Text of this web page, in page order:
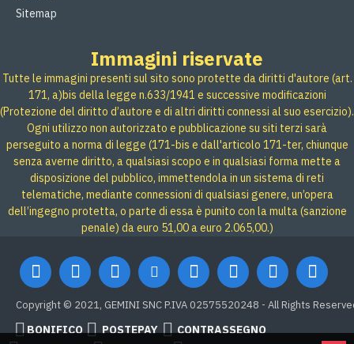
Sitemap
Immagini riservate
Tutte le immagini presenti sul sito sono protette da diritti d'autore (art.
171, a)bis della legge n.633/1941 e successive modificazioni
(Protezione del diritto d’autore e di altri diritti connessi al suo esercizio).
Ogni utilizzo non autorizzato e pubblicazione su siti terzi sarà
perseguito a norma di legge (171-bis e dall'articolo 171-ter, chiunque
senza averne diritto, a qualsiasi scopo e in qualsiasi forma mette a
disposizione del pubblico, immettendola in un sistema di reti
telematiche, mediante connessioni di qualsiasi genere, un’opera
dell’ingegno protetta, o parte di essa è punito con la multa (sanzione
penale) da euro 51,00 a euro 2.065,00.)
Copyright © 2021, GEMINI SNC P.IVA 02575520248 - All Rights
BONIFICO POSTEPAY
CONTRASSEGNO